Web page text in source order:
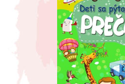
Populárno - náučné pre deti
Výchova a pedagogika